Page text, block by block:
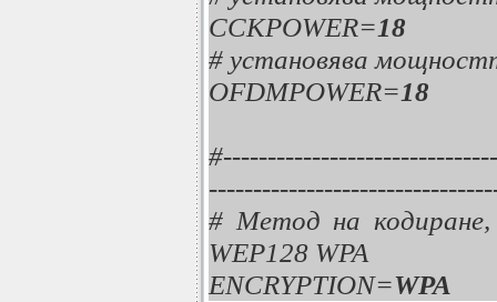
CCKPOWER=18
# установява
OFDMPOWER=18
# Метод на кодиране,
WEP128 WPA
ENCRYPTION=WPA